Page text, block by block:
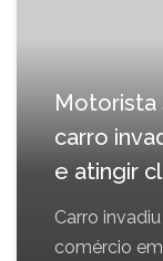
Motorista
carro
e atingir
Carro
comércio